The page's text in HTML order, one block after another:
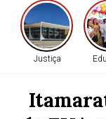
Justiça